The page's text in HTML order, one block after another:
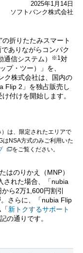
2025年1月14日
ソフトバンク株式会社
の折りたたみスマート
ありながらコンパク
信システム）
※1対
プ・ツー）」を、
ク株式会社は、国内の
Flip 2」を独占販売し
付けを開始します。
は、限定されたエリアで
はNSA方式のみご利用いた
をご覧ください。
はのりかえ（MNP）
された場合、「nubia
ら2万1,600円割引
。さらに、「nubia Flip
新トクするサポート
の通りです。